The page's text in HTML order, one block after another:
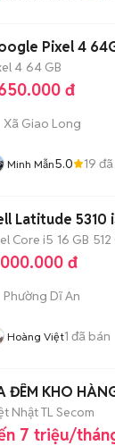
Pixel 4
4 64 GB
đ
Xã Giao Long
Minh Mẫn5.0 19
Latitude 5310
Core i5 16 GB 512
đ
Phường Dĩ An
Hoàng Việt1 đã bán
ĐÊM KHO
Nhật TL Secom
7 triệu/